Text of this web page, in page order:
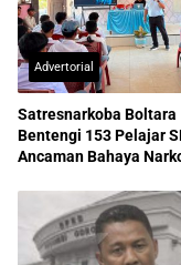
Advertorial
Satresnarkoba Boltara
Bentengi 153 Pelajar
Ancaman Bahaya